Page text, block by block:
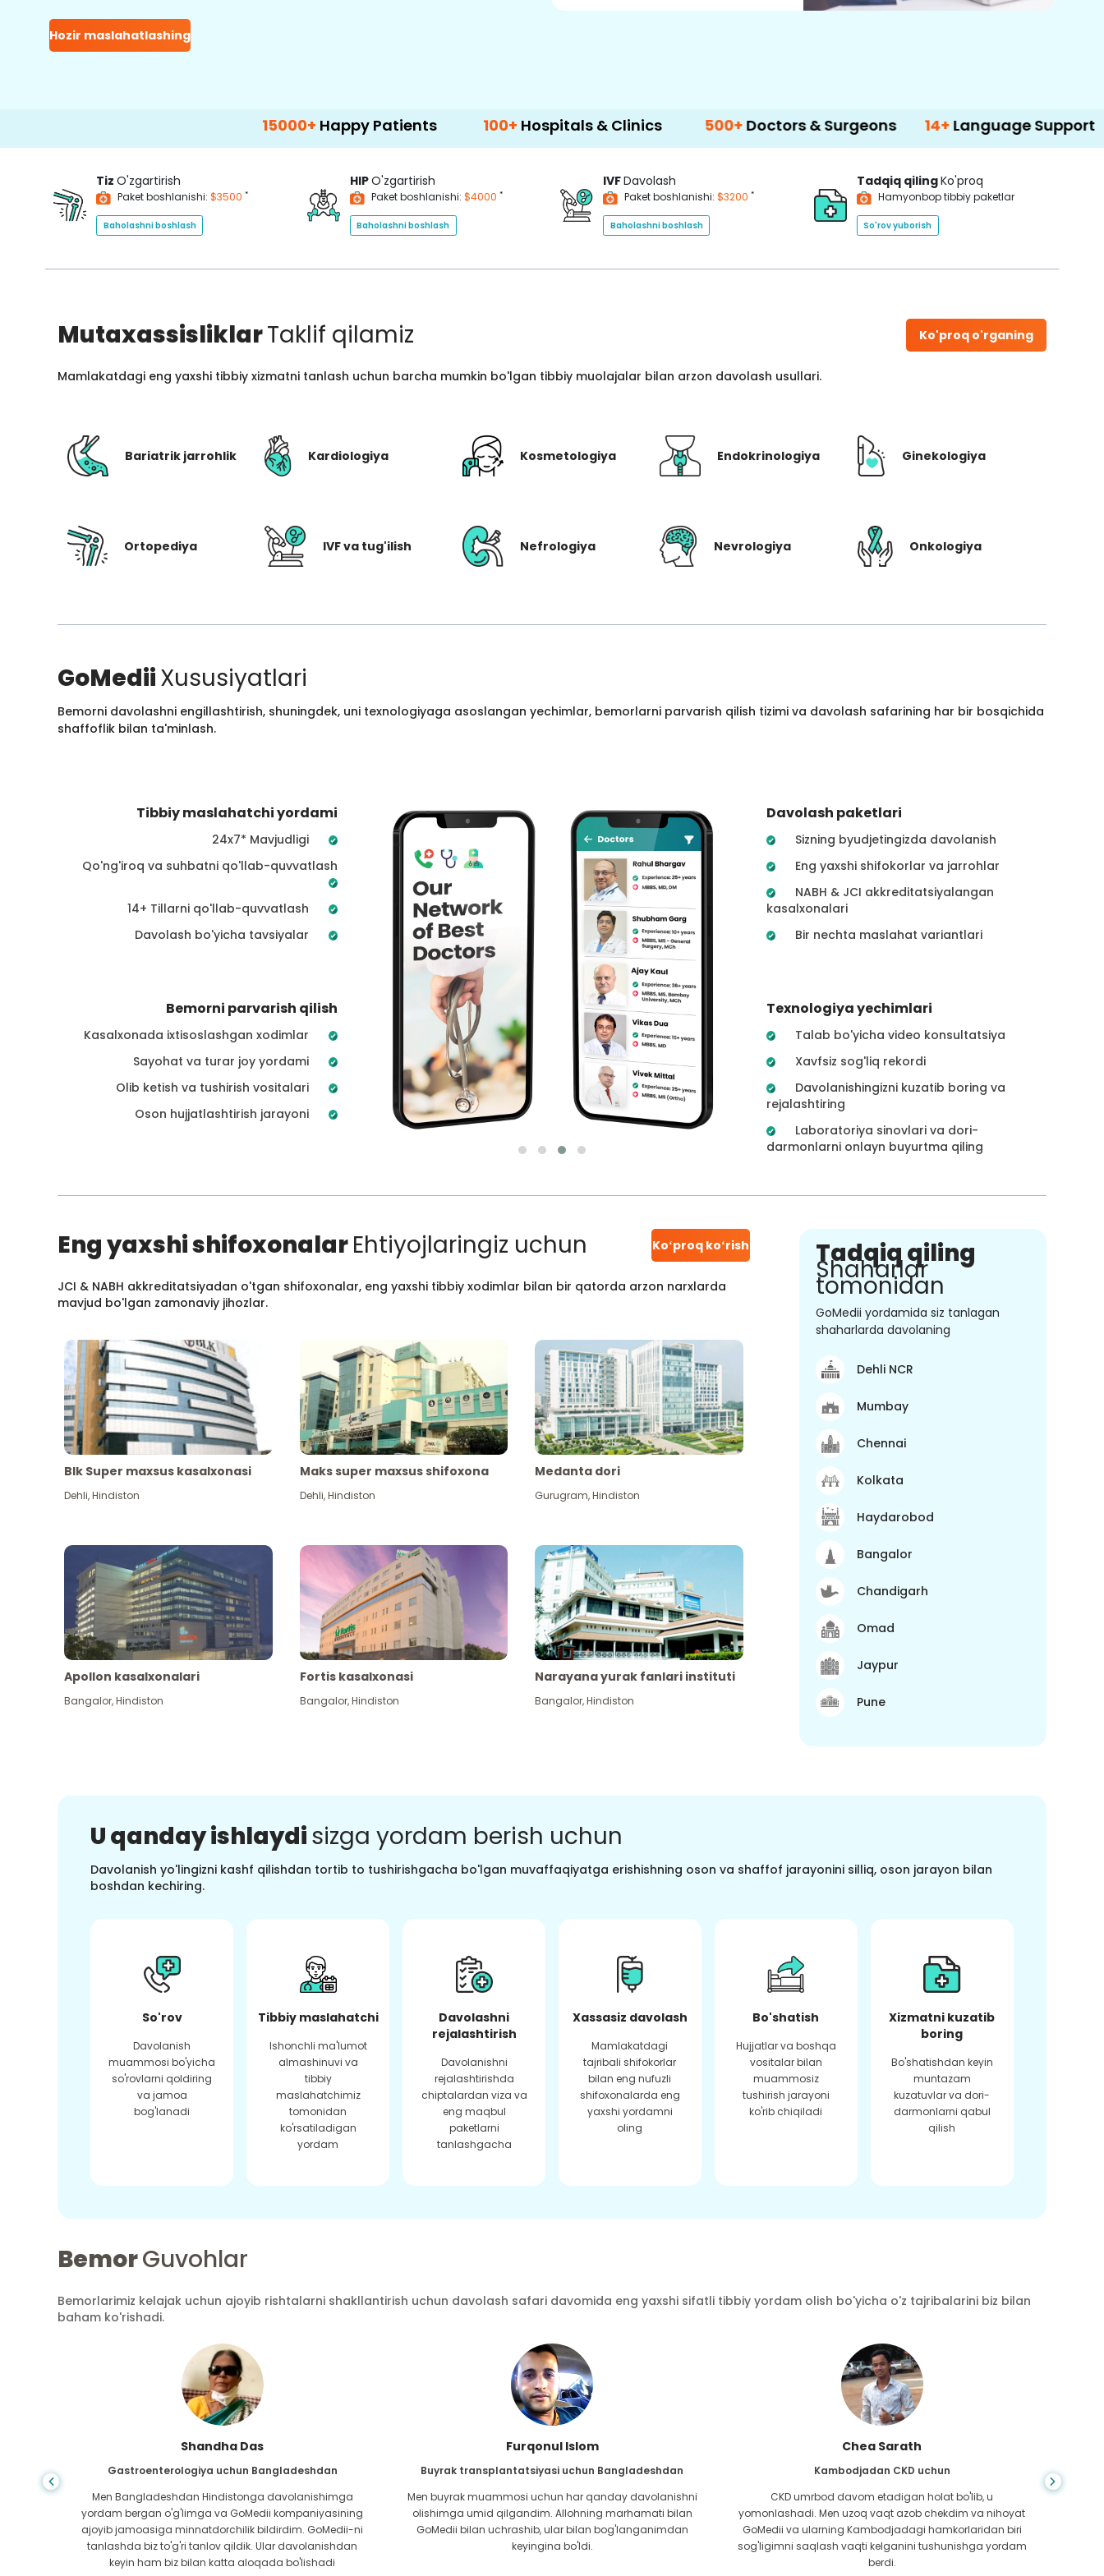
Hozir maslahatlashing
Happy Patients 100+ Hospitals & Clinics 500+ Doctors & Surgeons 14+Language Support
Tiz O'zgartirish
Paket boshlanishi: $3500 *
Baholashni boshlash
HIPO'zgartirish
Paket boshlanishi: $4000 *
Baholashni boshlash
IVFDavolash
Paket boshlanishi: $3200 *
Baholashni boshlash
Tadqiq qilingKo'proq
Hamyonbop tibbiy paketlar
So'rov yuborish
MutaxassisliklarTaklif qilamiz Ko'proq o'rganing
Mamlakatdagi eng yaxshi tibbiy xizmatni tanlash uchun barcha mumkin bo'lgan tibbiy muolajalar bilan arzon davolash usullari.
Bariatrik jarrohlik Kardiologiya Kosmetologiya Endokrinologiya Ginekologiya
Ortopediya IVF va tug'ilish Nefrologiya Nevrologiya Onkologiya
GoMediiXususiyatlari
Bemorni davolashni engillashtirish, shuningdek, uni texnologiyaga asoslangan yechimlar, bemorlarni parvarish qilish tizimi va davolash safarining har bir bosqichida
shaffoflik bilan ta'minlash.
Tibbiy maslahatchi yordami
24x7* Mavjudligi
Qo'ng'iroq va suhbatni qo'llab-quvvatlash
14+ Tillarni qo'llab-quvvatlash
Davolash bo'yicha tavsiyalar
Bemorni parvarish qilish
Kasalxonada ixtisoslashgan xodimlar
Sayohat va turar joy yordami
Olib ketish va tushirish vositalari
Oson hujjatlashtirish jarayoni
Davolash paketlari
Sizning byudjetingizda davolanish
Eng yaxshi shifokorlar va jarrohlar
NABH & JCI akkreditatsiyalangan
kasalxonalari
Bir nechta maslahat variantlari
Texnologiya yechimlari
Talab bo'yicha video konsultatsiya
Xavfsiz sog'liq rekordi
Davolanishingizni kuzatib boring va
rejalashtiring
Laboratoriya sinovlari va dori-
darmonlarni onlayn buyurtma qiling
Eng yaxshi shifoxonalarEhtiyojlaringiz uchun Koʻproq koʻrish
JCI & NABH akkreditatsiyadan o'tgan shifoxonalar, eng yaxshi tibbiy xodimlar bilan bir qatorda arzon narxlarda
mavjud bo'lgan zamonaviy jihozlar.
Blk Super maxsus kasalxonasi
Dehli,Hindiston
Maks super maxsus shifoxona
Dehli,Hindiston
Medanta dori
Gurugram,Hindiston
Apollon kasalxonalari
Bangalor,Hindiston
Fortis kasalxonasi
Bangalor,Hindiston
Narayana yurak fanlari instituti
Bangalor,Hindiston
Tadqiq qiling
Shaharlar
tomonidan
GoMedii yordamida siz tanlagan
shaharlarda davolaning
Dehli NCR
Mumbay
Chennai
Kolkata
Haydarobod
Bangalor
Chandigarh
Omad
Jaypur
Pune
U qanday ishlaydisizga yordam berish uchun
Davolanish yo'lingizni kashf qilishdan tortib to tushirishgacha bo'lgan muvaffaqiyatga erishishning oson va shaffof jarayonini silliq, oson jarayon bilan
boshdan kechiring.
So'rov
Davolanish
muammosi bo'yicha
so'rovlarni qoldiring
va jamoa
bog'lanadi
Tibbiy maslahatchi
Ishonchli ma'lumot
almashinuvi va
tibbiy
maslahatchimiz
tomonidan
ko'rsatiladigan
yordam
Davolashni
rejalashtirish
Davolanishni
rejalashtirishda
chiptalardan viza va
eng maqbul
paketlarni
tanlashgacha
Xassasiz davolash
Mamlakatdagi
tajribali shifokorlar
bilan eng nufuzli
shifoxonalarda eng
yaxshi yordamni
oling
Bo'shatish
Hujjatlar va boshqa
vositalar bilan
muammosiz
tushirish jarayoni
ko'rib chiqiladi
Xizmatni kuzatib
boring
Bo'shatishdan keyin
muntazam
kuzatuvlar va dori-
darmonlarni qabul
qilish
BemorGuvohlar
Bemorlarimiz kelajak uchun ajoyib rishtalarni shakllantirish uchun davolash safari davomida eng yaxshi sifatli tibbiy yordam olish bo'yicha o'z tajribalarini biz bilan
baham ko'rishadi.
Shandha Das
Gastroenterologiya uchun Bangladeshdan
Men Bangladeshdan Hindistonga davolanishimga
yordam bergan o'g'limga va GoMedii kompaniyasining
ajoyib jamoasiga minnatdorchilik bildirdim. GoMedii-ni
tanlashda biz to'g'ri tanlov qildik. Ular davolanishdan
keyin ham biz bilan katta aloqada bo'lishadi
Furqonul Islom
Buyrak transplantatsiyasi uchun Bangladeshdan
Men buyrak muammosi uchun har qanday davolanishni
olishimga umid qilgandim. Allohning marhamati bilan
GoMedii bilan uchrashib, ular bilan bog'langanimdan
keyingina bo'ldi.
Chea Sarath
Kambodjadan CKD uchun
CKD umrbod davom etadigan holat bo'lib, u
yomonlashadi. Men uzoq vaqt azob chekdim va nihoyat
GoMedii va ularning Kambodjadagi hamkorlaridan biri
sog'ligimni saqlash vaqti kelganini tushunishga yordam
berdi.